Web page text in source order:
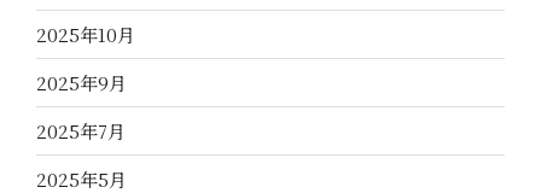
2025年10月
2025年9月
2025年7月
2025年5月